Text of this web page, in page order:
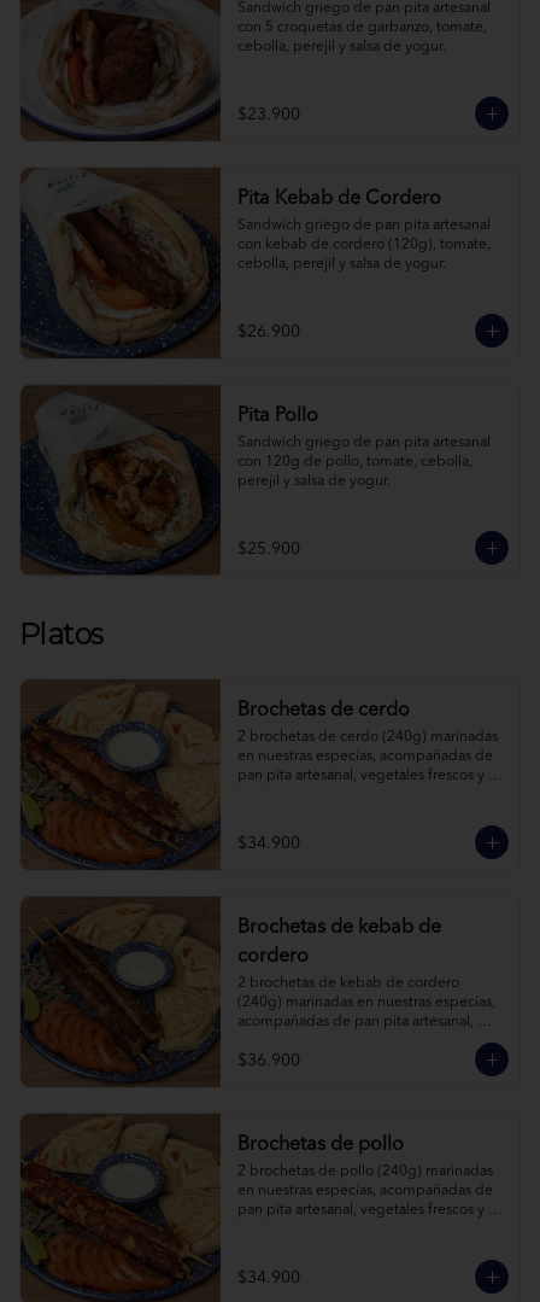
Sandwich griego de pan pita artesanal
con 5 croquetas de garbanzo, tomate,
cebolla, perejil y salsa de yogur.
$23.900
Pita Kebab de Cordero
Sandwich griego de pan pita artesanal
con kebab de cordero (120g), tomate,
cebolla, perejil y salsa de yogur.
$26.900
Pita Pollo
Sandwich griego de pan pita artesanal
con 120g de pollo, tomate, cebolla,
perejil y salsa de yogur.
$25.900
Platos
Brochetas de cerdo
2 brochetas de cerdo (240g) marinadas
en nuestras especias, acompañadas de
pan pita artesanal, vegetales frescos y
$34.900
Brochetas de kebab de
cordero
2 brochetas de kebab de cordero
(240g) marinadas en nuestras especias,
acompañadas de pan pita artesanal,
$36.900
Brochetas de pollo
2 brochetas de pollo (240g) marinadas
en nuestras especias, acompañadas de
pan pita artesanal, vegetales frescos y
$34.900